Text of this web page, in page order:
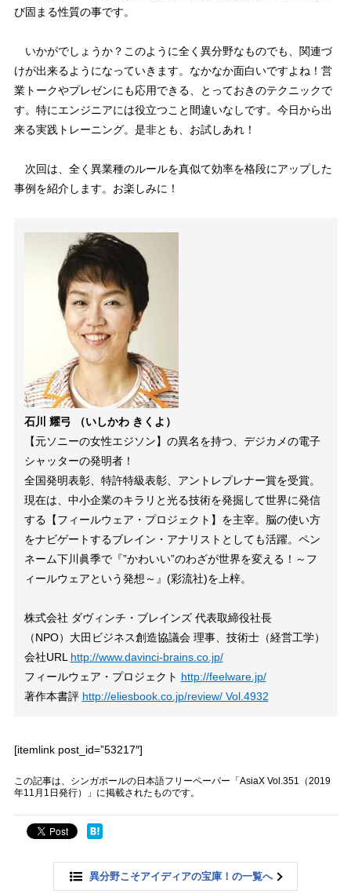
び固まる性質の事です。
いかがでしょうか？このように全く異分野なものでも、関連づ
けが出来るようになっていきます。なかなか面白いですよね！営
業トークやプレゼンにも応用できる、とっておきのテクニックで
す。特にエンジニアには役立つこと間違いなしです。今日から出
来る実践トレーニング。是非とも、お試しあれ！
次回は、全く異業種のルールを真似て効率を格段にアップした
事例を紹介します。お楽しみに！
石川 耀弓 （いしかわ きくよ）
【元ソニーの女性エジソン】の異名を持つ、デジカメの電子
シャッターの発明者！
全国発明表彰、特許特級表彰、アントレプレナー賞を受賞。
現在は、中小企業のキラリと光る技術を発掘して世界に発信
する【フィールウェア・プロジェクト】を主宰。脳の使い方
をナビゲートするブレイン・アナリストとしても活躍。ペン
ネーム下川眞季で『”かわいい”のわざが世界を変える！～フ
ィールウェアという発想～』(彩流社)を上梓。
株式会社 ダヴィンチ・ブレインズ 代表取締役社長
（NPO）大田ビジネス創造協議会 理事、技術士（経営工学）
会社URL http://www.davinci-brains.co.jp/
フィールウェア・プロジェクト http://feelware.jp/
著作本書評 http://eliesbook.co.jp/review/ Vol.4932
[itemlink post_id=”53217″]
この記事は、シンガポールの日本語フリーペーパー「AsiaX Vol.351（2019
年11月1日発行）」に掲載されたものです。
異分野こそアイディアの宝庫！の一覧へ